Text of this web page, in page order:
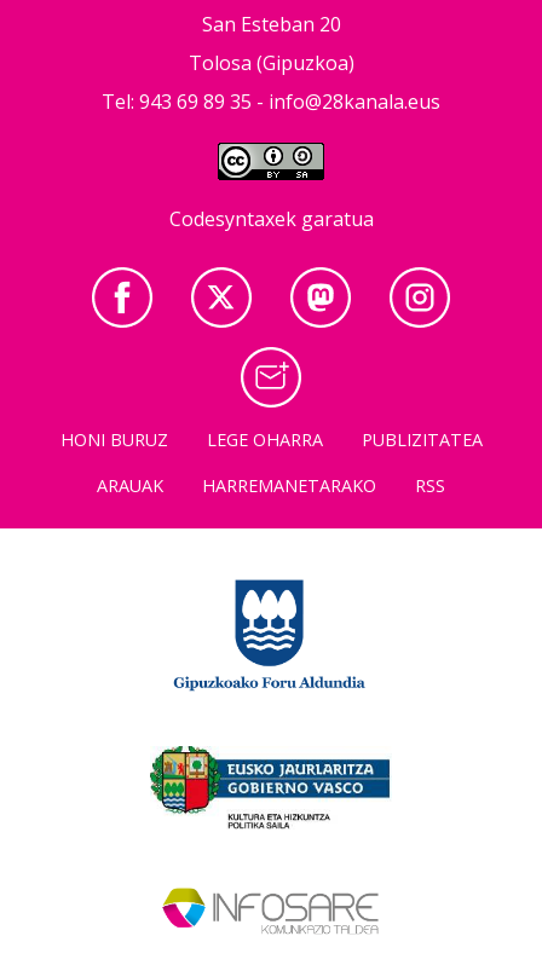
San Esteban 20
Tolosa (Gipuzkoa)
Tel: 943 69 89 35 - info@28kanala.eus
Codesyntaxek garatua
HONI BURUZ LEGE OHARRA
PUBLIZITATEA
ARAUAK
HARREMANETARAKO RSS